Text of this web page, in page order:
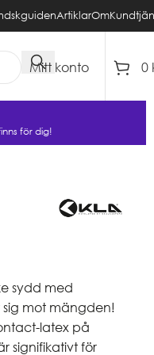
ArtiklarOm
Mitt konto 0
för dig!
sydd med
sig mot mängden!
latex på
signifikativt för